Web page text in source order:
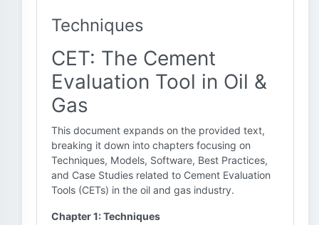
Techniques
CET: The Cement
Evaluation Tool in Oil &
Gas
This document expands on the provided text,
breaking it down into chapters focusing on
Techniques, Models, Software, Best Practices,
and Case Studies related to Cement Evaluation
Tools (CETs) in the oil and gas industry.
Chapter 1: Techniques